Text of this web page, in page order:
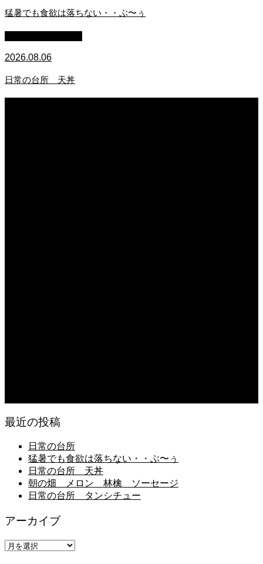
猛暑でも食欲は落ちない・・ぶ〜ぅ
2026.08.06
日常の台所 天丼
最近の投稿
日常の台所
猛暑でも食欲は落ちない・・ぶ〜ぅ
日常の台所 天丼
朝の畑 メロン 林檎 ソーセージ
日常の台所 タンシチュー
アーカイブ
ア